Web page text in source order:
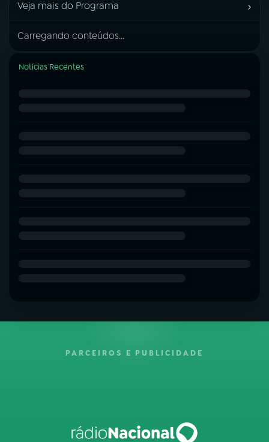
Veja mais do Programa ›
Carregando conteúdos...
Notícias Recentes
PARCEIROS E PUBLICIDADE